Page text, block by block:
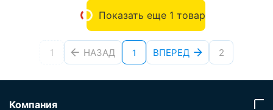
Показать еще 1 товар
1 НАЗАД 1 ВПЕРЕД 2
Компания